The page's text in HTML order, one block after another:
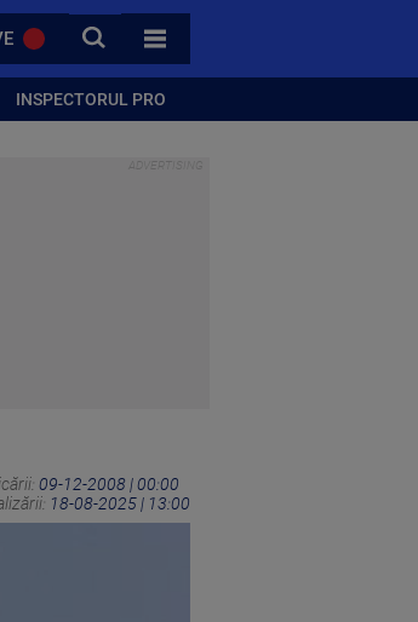
CAUTA
TOATE CATEGORIILE
INSPECTORUL PRO
09-12-2008 | 00:00
18-08-2025 | 13:00